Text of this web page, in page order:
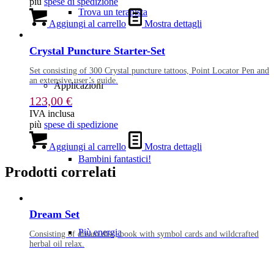
Trova un terapista
Applicazioni
Bambini fantastici!
Più energia
Aggiungi al carrello Mostra dettagli
Crystal Puncture Starter-Set
Set consisting of 300 Crystal puncture tattoos, Point Locator Pen and
an extensive user’s guide.
123,00 €
IVA inclusa
più spese di spedizione
Aggiungi al carrello Mostra dettagli
Prodotti correlati
Dream Set
Consisting of dream disc, book with symbol cards and wildcrafted
herbal oil relax.